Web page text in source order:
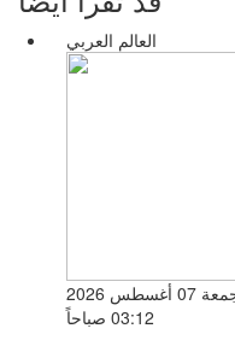
العالم العربي
الجمعة 07 أغسطس 2026
03:12 صباحاً